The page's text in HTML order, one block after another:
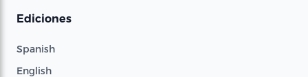
Ediciones
Spanish
English